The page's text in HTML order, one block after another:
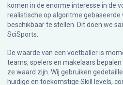
komen in de enorme interesse in de
realistische op algoritme
beschikbaar te stellen. Dit doen we
SciSports
De waarde van een voetballer is
teams, spelers en makelaars
ze waard zijn. Wij gebruiken
huidige en toekomstige Skill levels,